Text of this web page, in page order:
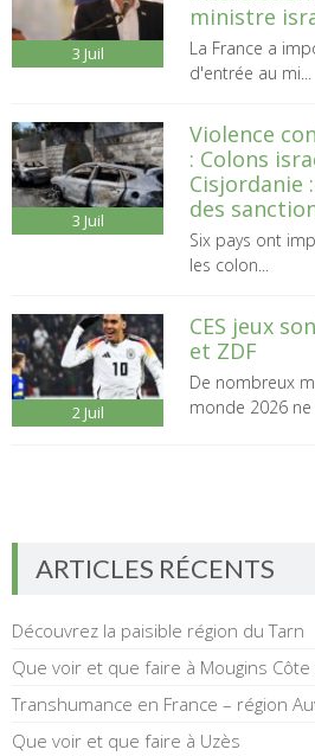
3 Juil
ministre
La France a
d'entrée au mi...
3 Juil
Violence
: Colons
Cisjordanie
des
Six pays ont
les colon...
2 Juil
CES jeux
et ZDF
De nombreux
monde 2026 ne
ARTICLES RÉCENTS
Découvrez la paisible région du Tarn
Que voir et que faire à Mougins Côte
Transhumance en France – région
Que voir et que faire à Uzès